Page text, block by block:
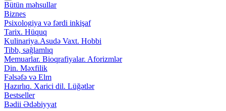
Bütün məhsullar
Biznes
Psixologiya və fərdi inkişaf
Tarix. Hüquq
Kulinariya.Asudə Vaxt. Hobbi
Tibb, sağlamlıq
Memuarlar. Bioqrafiyalar. Aforizmlər
Din. Məxfilik
Fəlsəfə və Elm
Hazırlıq. Xarici dil. Lüğətlər
Bestseller
Bədii Ədəbiyyat